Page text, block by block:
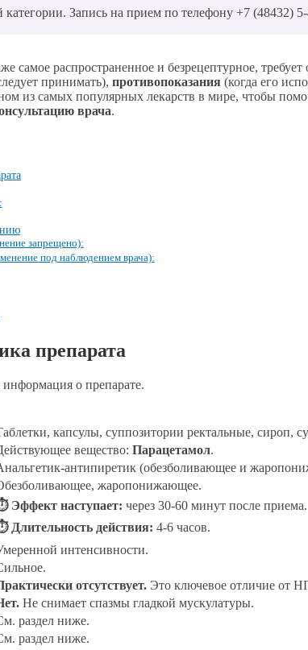
Запись на прием по телефону +7 (48432) 5-
самое распространенное и безрецептурное,
принимать), противопоказания (когда его
из самых популярных лекарств в мире, чтобы
врача.
запрещено):
под наблюдением врача):
препарата
о препарате.
капсулы, суппозитории ректальные, сироп,
вещество: Парацетамол.
антипиретик (обезболивающее и
жаропонижающее.
Эффект наступает: через 30-60 минут после приема.
Длительность действия: 4-6 часов.
интенсивности.
отсутствует. Это ключевое отличие от
Не снимает спазмы гладкой мускулатуры.
раздел ниже.
раздел ниже.